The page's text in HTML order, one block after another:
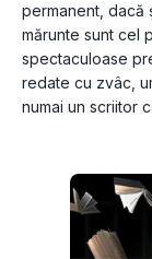
permanent, dacă
mărunte sunt cel
spectaculoase
redate cu zvâc,
numai un scriitor